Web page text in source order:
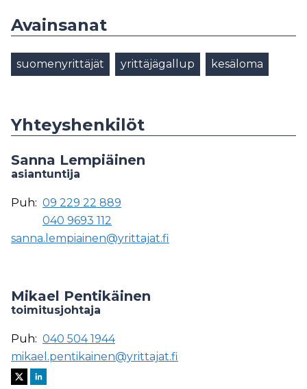
Avainsanat
suomenyrittäjät yrittäjägallup kesäloma
Yhteyshenkilöt
Sanna Lempiäinen
asiantuntija
Puh: 09 229 22 889
040 9693 112
sanna.lempiainen@yrittajat.fi
Mikael Pentikäinen
toimitusjohtaja
Puh: 040 504 1944
mikael.pentikainen@yrittajat.fi